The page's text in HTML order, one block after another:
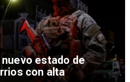
estado de
con alta